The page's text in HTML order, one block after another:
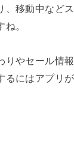
移動中など
。
りやセール情
るにはアプリ